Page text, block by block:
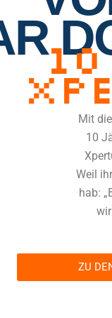
10
Mit
10
Weil
hab:
ZU